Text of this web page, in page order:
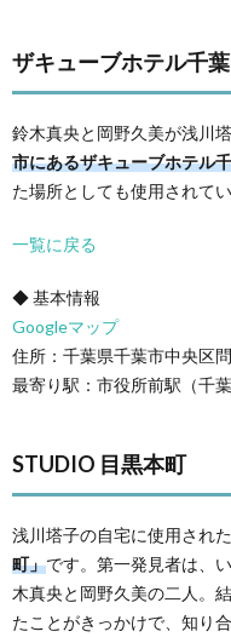
ザキューブホテル千葉
鈴木真央と岡野久美が浅川
市にあるザキューブホテル
た場所としても使用されてい
一覧に戻る
◆ 基本情報
Googleマップ
住所：千葉県千葉市中央区
最寄り駅：市役所前駅（千
STUDIO 目黒本町
浅川塔子の自宅に使用された
町」です。第一発見者は、
木真央と岡野久美の二人。
たことがきっかけで、知り